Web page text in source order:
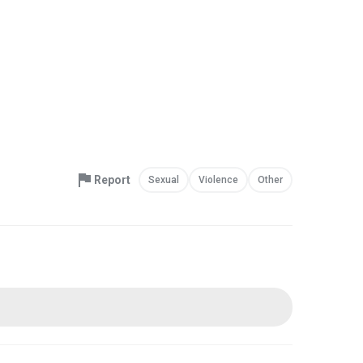
Report Sexual Violence Other